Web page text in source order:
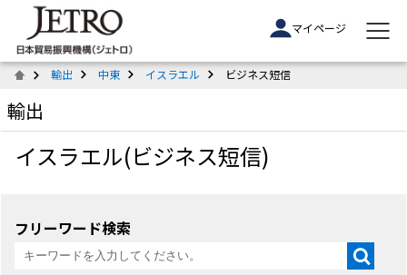
マイページ
輸出 中東 イスラエル ビジネス短信
輸出
イスラエル(ビジネス短信)
フリーワード検索